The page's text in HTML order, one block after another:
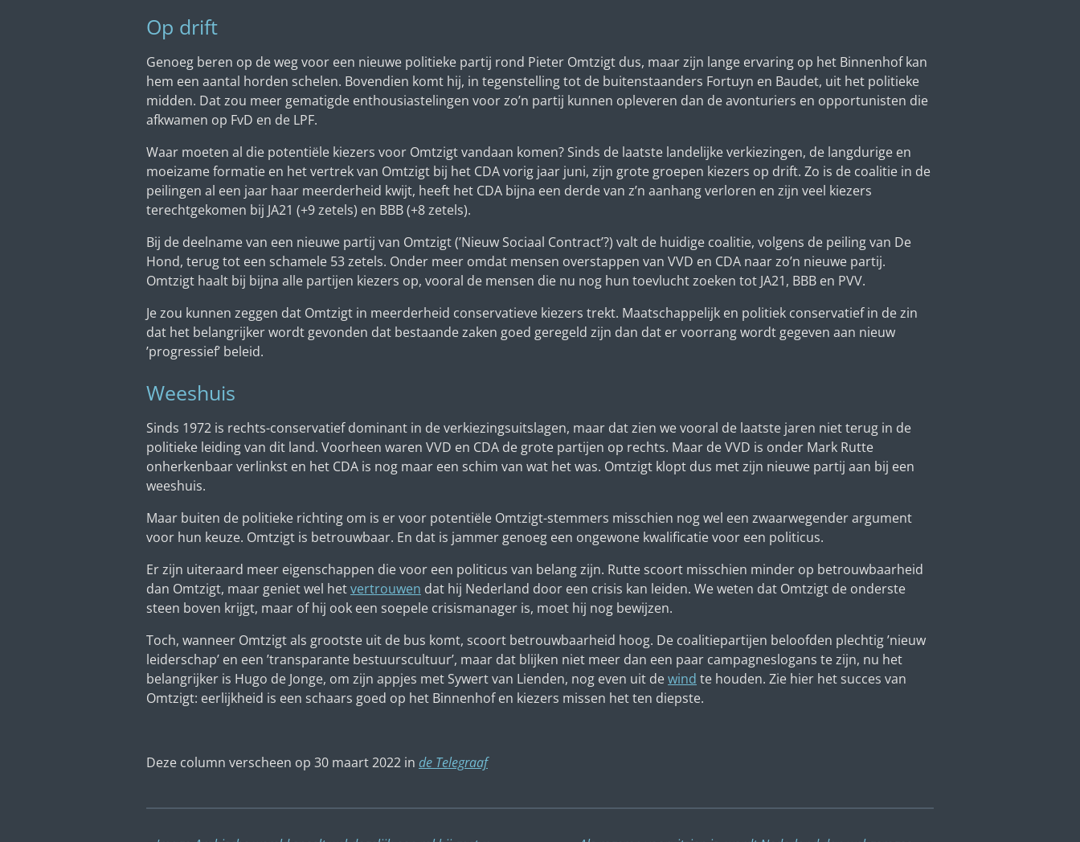
Op drift
Genoeg beren op de weg voor een nieuwe politieke partij rond Pieter Omtzigt dus, maar zijn lange ervaring op het Binnenhof kan
hem een aantal horden schelen. Bovendien komt hij, in tegenstelling tot de buitenstaanders Fortuyn en Baudet, uit het politieke
midden. Dat zou meer gematigde enthousiastelingen voor zo’n partij kunnen opleveren dan de avonturiers en opportunisten die
afkwamen op FvD en de LPF.
Waar moeten al die potentiële kiezers voor Omtzigt vandaan komen? Sinds de laatste landelijke verkiezingen, de langdurige en
moeizame formatie en het vertrek van Omtzigt bij het CDA vorig jaar juni, zijn grote groepen kiezers op drift. Zo is de coalitie in de
peilingen al een jaar haar meerderheid kwijt, heeft het CDA bijna een derde van z’n aanhang verloren en zijn veel kiezers
terechtgekomen bij JA21 (+9 zetels) en BBB (+8 zetels).
Bij de deelname van een nieuwe partij van Omtzigt (’Nieuw Sociaal Contract’?) valt de huidige coalitie, volgens de peiling van De
Hond, terug tot een schamele 53 zetels. Onder meer omdat mensen overstappen van VVD en CDA naar zo’n nieuwe partij.
Omtzigt haalt bij bijna alle partijen kiezers op, vooral de mensen die nu nog hun toevlucht zoeken tot JA21, BBB en PVV.
Je zou kunnen zeggen dat Omtzigt in meerderheid conservatieve kiezers trekt. Maatschappelijk en politiek conservatief in de zin
dat het belangrijker wordt gevonden dat bestaande zaken goed geregeld zijn dan dat er voorrang wordt gegeven aan nieuw
’progressief’ beleid.
Weeshuis
Sinds 1972 is rechts-conservatief dominant in de verkiezingsuitslagen, maar dat zien we vooral de laatste jaren niet terug in de
politieke leiding van dit land. Voorheen waren VVD en CDA de grote partijen op rechts. Maar de VVD is onder Mark Rutte
onherkenbaar verlinkst en het CDA is nog maar een schim van wat het was. Omtzigt klopt dus met zijn nieuwe partij aan bij een
weeshuis.
Maar buiten de politieke richting om is er voor potentiële Omtzigt-stemmers misschien nog wel een zwaarwegender argument
voor hun keuze. Omtzigt is betrouwbaar. En dat is jammer genoeg een ongewone kwalificatie voor een politicus.
Er zijn uiteraard meer eigenschappen die voor een politicus van belang zijn. Rutte scoort misschien minder op betrouwbaarheid
dan Omtzigt, maar geniet wel hetvertrouwen dat hij Nederland door een crisis kan leiden. We weten dat Omtzigt de onderste
steen boven krijgt, maar of hij ook een soepele crisismanager is, moet hij nog bewijzen.
Toch, wanneer Omtzigt als grootste uit de bus komt, scoort betrouwbaarheid hoog. De coalitiepartijen beloofden plechtig ’nieuw
leiderschap’ en een ’transparante bestuurscultuur’, maar dat blijken niet meer dan een paar campagneslogans te zijn, nu het
belangrijker is Hugo de Jonge, om zijn appjes met Sywert van Lienden, nog even uit dewind te houden. Zie hier het succes van
Omtzigt: eerlijkheid is een schaars goed op het Binnenhof en kiezers missen het ten diepste.
Deze column verscheen op 30 maart 2022 in de Telegraaf